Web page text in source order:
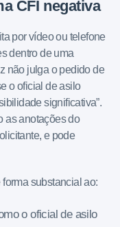
CFI negativa
por vídeo ou telefone
dentro de uma
não julga o pedido de
o oficial de asilo
significativa”.
as anotações do
e pode
substancial ao:
o oficial de asilo